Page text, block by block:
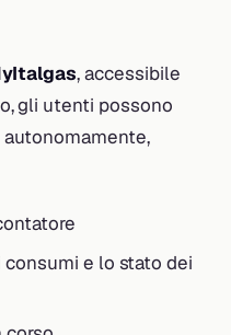
, accessibile
gli utenti possono
e lo stato dei